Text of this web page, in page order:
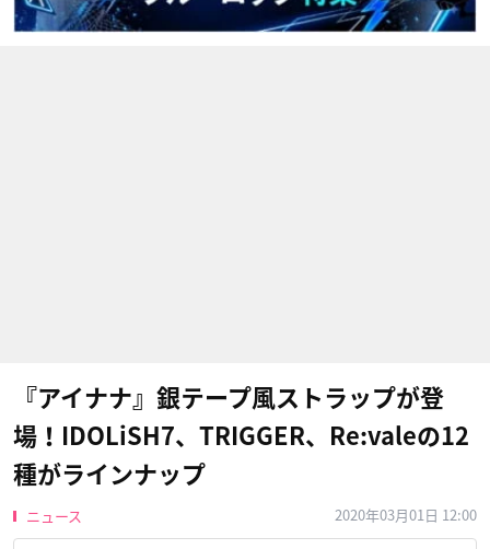
『アイナナ』銀テープ風ストラップが登
場！IDOLiSH7、TRIGGER、Re:valeの12
種がラインナップ
ニュース 2020年03月01日 12:00